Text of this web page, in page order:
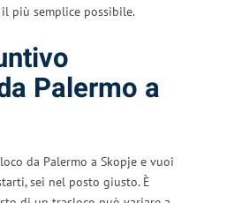
più semplice possibile.
Palermo a
da Palermo a Skopje e vuoi
sei nel posto giusto. È